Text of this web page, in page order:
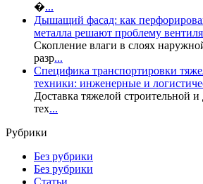
�...
Дышащий фасад: как
металла решают проблему
Скопление влаги в слоях
разр...
Специфика транспортировки
техники: инженерные и
Доставка тяжелой строительной
тех...
Рубрики
Без рубрики
Без рубрики